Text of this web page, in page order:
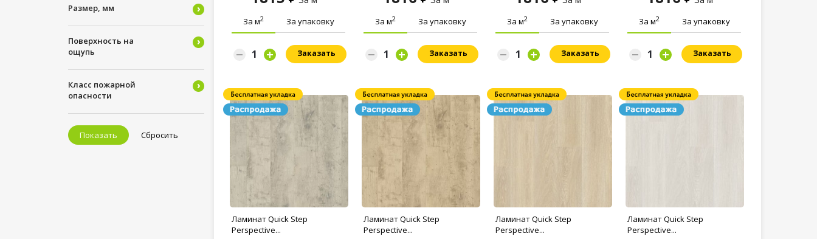
Размер, мм
Поверхность на
ощупь
Класс пожарной
опасности
Показать Сбросить
За м2 За упаковку
Заказать
За м2 За упаковку
Заказать
За м2 За упаковку
Заказать
За м2 За упаковку
Заказать
Ламинат Quick Step
Perspective...
Ламинат Quick Step
Perspective...
Ламинат Quick Step
Perspective...
Ламинат Quick Step
Perspective...